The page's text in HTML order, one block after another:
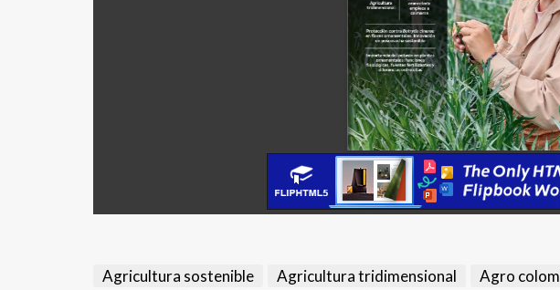
Agricultura sostenible Agricultura tridimensional Agro